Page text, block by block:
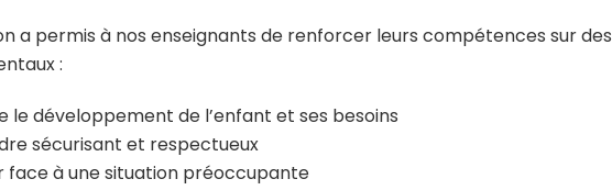
a permis à nos enseignants de renforcer leurs compétences sur des
:
le développement de l’enfant et ses besoins
sécurisant et respectueux
face à une situation préoccupante